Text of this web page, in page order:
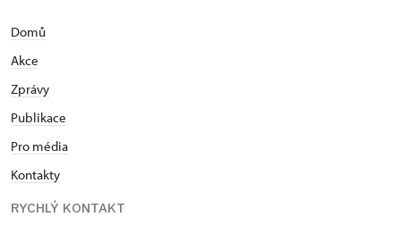
Domů
Akce
Zprávy
Publikace
Pro média
Kontakty
RYCHLÝ KONTAKT